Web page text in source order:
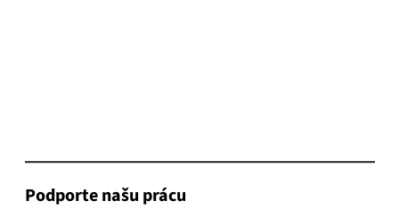
Podporte našu prácu